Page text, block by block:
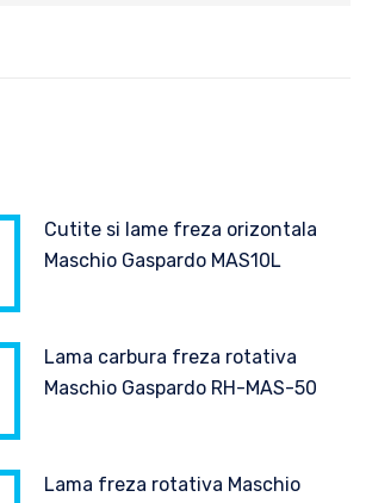
Cutite si lame freza orizontala
Maschio Gaspardo MAS10L
Lama carbura freza rotativa
Maschio Gaspardo RH-MAS-50
Lama freza rotativa Maschio